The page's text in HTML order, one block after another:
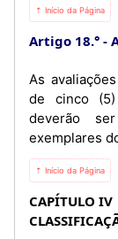
⇡ Início da Página
Artigo 18.°
As
de cinco
deverão
exemplares
⇡ Início da Página
CAPÍTULO IV